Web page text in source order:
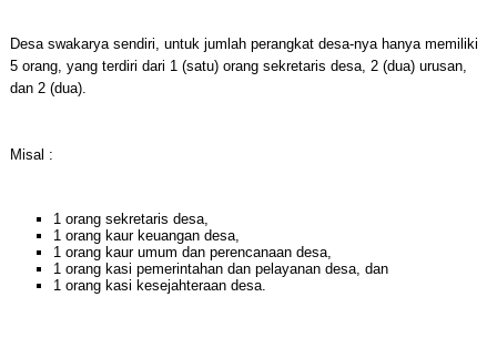
Desa swakarya sendiri, untuk jumlah perangkat desa-nya hanya memiliki
5 orang, yang terdiri dari 1 (satu) orang sekretaris desa, 2 (dua) urusan,
dan 2 (dua).
Misal :
1 orang sekretaris desa,
1 orang kaur keuangan desa,
1 orang kaur umum dan perencanaan desa,
1 orang kasi pemerintahan dan pelayanan desa, dan
1 orang kasi kesejahteraan desa.